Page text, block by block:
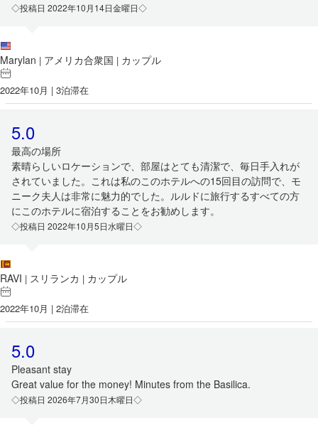
◇投稿日 2022年10月14日金曜日◇
Marylan | アメリカ合衆国 | カップル
2022年10月 | 3泊滞在
5.0
最高の場所
素晴らしいロケーションで、部屋はとても清潔で、毎日手入れが
されていました。これは私のこのホテルへの15回目の訪問で、モ
ニーク夫人は非常に魅力的でした。ルルドに旅行するすべての方
にこのホテルに宿泊することをお勧めします。
◇投稿日 2022年10月5日水曜日◇
RAVI | スリランカ | カップル
2022年10月 | 2泊滞在
5.0
Pleasant stay
Great value for the money! Minutes from the Basilica.
◇投稿日 2026年7月30日木曜日◇